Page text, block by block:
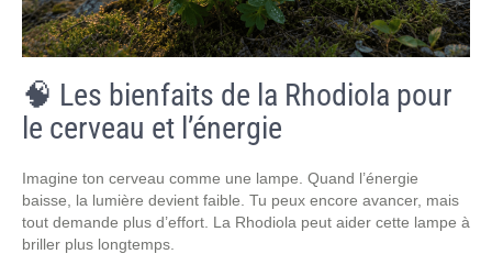
🧠 Les bienfaits de la Rhodiola pour
le cerveau et l’énergie
Imagine ton cerveau comme une lampe. Quand l’énergie
baisse, la lumière devient faible. Tu peux encore avancer, mais
tout demande plus d’effort. La Rhodiola peut aider cette lampe à
briller plus longtemps.